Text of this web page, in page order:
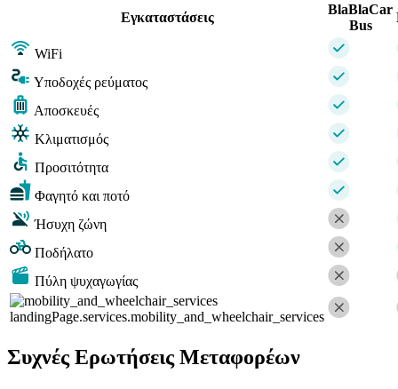
Εγκαταστάσεις
BlaBlaCar
Bus
WiFi
Υποδοχές ρεύματος
Αποσκευές
Κλιματισμός
Προσιτότητα
Φαγητό και ποτό
Ήσυχη ζώνη
Ποδήλατο
Πύλη ψυχαγωγίας
landingPage.services.mobility_and_wheelchair_services
Συχνές Ερωτήσεις Μεταφορέων